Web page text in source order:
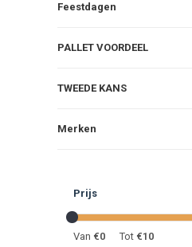
Feestdagen
PALLET VOORDEEL
TWEEDE KANS
Merken
Prijs
Van €0 Tot €10